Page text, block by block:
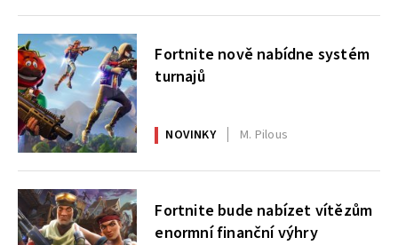
Fortnite nově nabídne systém
turnajů
NOVINKY M. Pilous
Fortnite bude nabízet vítězům
enormní finanční výhry